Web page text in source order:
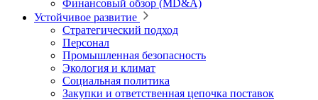
Финансовый обзор (MD&A)
Устойчивое развитие
Стратегический подход
Персонал
Промышленная безопасность
Экология и климат
Социальная политика
Закупки и ответственная цепочка поставок